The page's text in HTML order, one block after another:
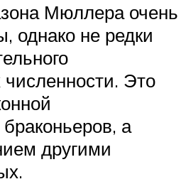
Мюллера очень
однако не редки
Это
а
другими